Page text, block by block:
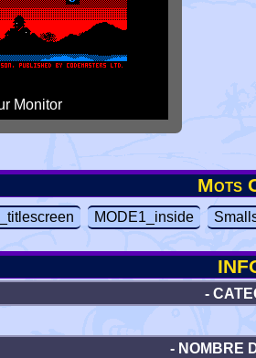
Monitor
Mots
MODE1_inside
-
- NOMBRE